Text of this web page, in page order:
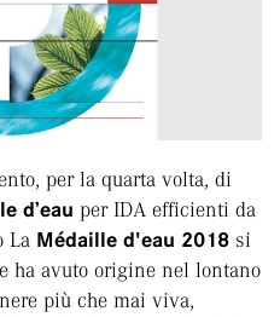
per la quarta volta, di
d’eau per IDA efficienti da
La Médaille d'eau 2018 si
ha avuto origine nel lontano
più che mai viva,